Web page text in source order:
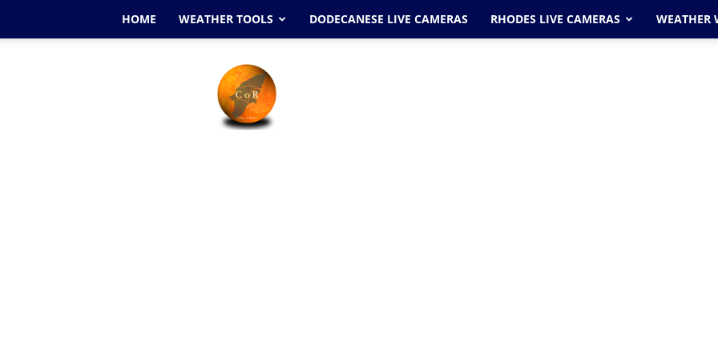
HOME WEATHER TOOLS DODECANESE LIVE CAMERAS RHODES LIVE CAMERAS WEATHER